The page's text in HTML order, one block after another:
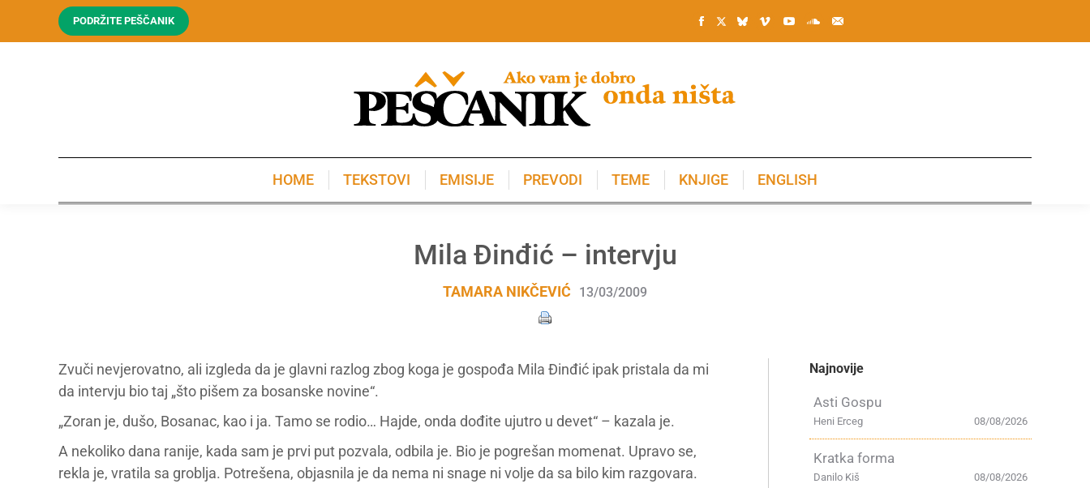
PODRŽITE PEŠČANIK
HOME TEKSTOVI EMISIJE PREVODI TEME KNJIGE ENGLISH
Mila Đinđić – intervju
TAMARA NIKČEVIĆ 13/03/2009
Zvuči nevjerovatno, ali izgleda da je glavni razlog zbog koga je gospođa Mila Đinđić ipak pristala da mi
da intervju bio taj „što pišem za bosanske novine“.
„Zoran je, dušo, Bosanac, kao i ja. Tamo se rodio… Hajde, onda dođite ujutro u devet“ – kazala je.
A nekoliko dana ranije, kada sam je prvi put pozvala, odbila je. Bio je pogrešan momenat. Upravo se,
rekla je, vratila sa groblja. Potrešena, objasnila je da nema ni snage ni volje da sa bilo kim razgovara.
Najnovije
Asti Gospu
08/08/2026
Heni Erceg
Kratka forma
08/08/2026
Danilo Kiš
KNJIGE ENGLISH